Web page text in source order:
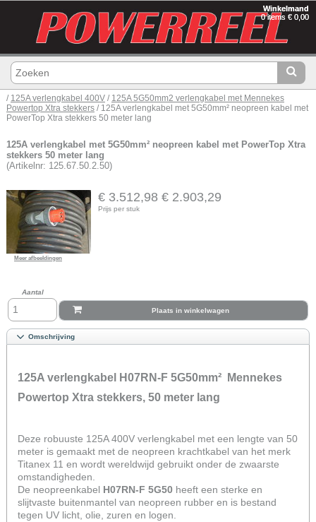
Winkelmand
0 items € 0,00
/ 125A verlengkabel 400V / 125A 5G50mm2 verlengkabel met Mennekes
Powertop Xtra stekkers / 125A verlengkabel met 5G50mm² neopreen kabel met
PowerTop Xtra stekkers 50 meter lang
125A verlengkabel met 5G50mm² neopreen kabel met PowerTop Xtra
stekkers 50 meter lang
(Artikelnr: 125.67.50.2.50)
Meer afbeeldingen
€ 3.512,98 € 2.903,29
Prijs per stuk
Aantal
Plaats in winkelwagen
Omschrijving
125A verlengkabel H07RN-F 5G50mm² Mennekes
Powertop Xtra stekkers, 50 meter lang
Deze robuuste 125A 400V verlengkabel met een lengte van 50
meter is gemaakt met de neopreen krachtkabel van het merk
Titanex 11 en wordt wereldwijd gebruikt onder de zwaarste
omstandigheden.
De neopreenkabel H07RN-F 5G50 heeft een sterke en
slijtvaste buitenmantel van neopreen rubber en is bestand
tegen UV licht, olie, zuren en logen.